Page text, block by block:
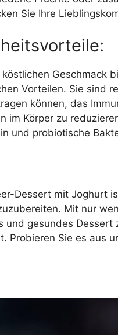
Sie Ihre
Geschmack
Vorteilen. Sie sind
können, das
im Körper zu
und probiotische
Dessert mit Joghurt
Mit nur
und gesundes Dessert
Probieren Sie es aus